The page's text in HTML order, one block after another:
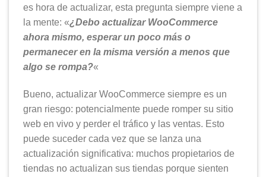
es hora de actualizar, esta pregunta siempre viene a
la mente: «¿Debo actualizar WooCommerce
ahora mismo, esperar un poco más o
permanecer en la misma versión a menos que
algo se rompa?«
Bueno, actualizar WooCommerce siempre es un
gran riesgo: potencialmente puede romper su sitio
web en vivo y perder el tráfico y las ventas. Esto
puede suceder cada vez que se lanza una
actualización significativa: muchos propietarios de
tiendas no actualizan sus tiendas porque sienten